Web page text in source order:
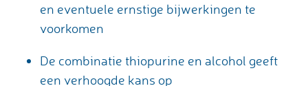
en eventuele ernstige bijwerkingen te
voorkomen
De combinatie thiopurine en alcohol geeft
een verhoogde kans op